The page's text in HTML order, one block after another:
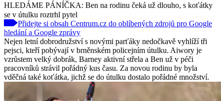
HLEDÁME PÁNÍČKA: Ben na rodinu čeká už dlouho, s koťátky
se v útulku roztrhl pytel
Přidejte si obsah Centrum.cz do oblíbených zdrojů pro Google
hledání a Google zprávy
Nejen letní dobrodružství s novými parťáky nedočkavě vyhlíží tři
pejsci, kteří pobývají v brněnském policejním útulku. Aiwory je
vzrůstem velký dobrák, Barney aktivní střela a Ben už v péči
pracovníků strávil pořádný kus času. Za novou rodinu by byla
vděčná také koťátka, jichž se do útulku dostalo pořádné množství.